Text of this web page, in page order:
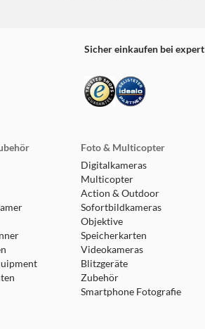
Sicher einkaufen bei expert
Foto & Multicopter
Digitalkameras
Multicopter
Action & Outdoor
Sofortbildkameras
Objektive
Speicherkarten
Videokameras
Blitzgeräte
Zubehör
Smartphone Fotografie